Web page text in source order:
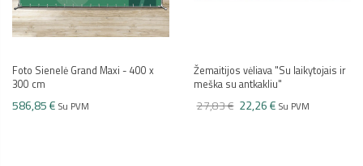
Foto Sienelė Grand Maxi - 400 x
300 cm
586,85 € Su PVM
Žemaitijos vėliava "Su laikytojais ir
meška su antkakliu"
27,83 € 22,26 € Su PVM